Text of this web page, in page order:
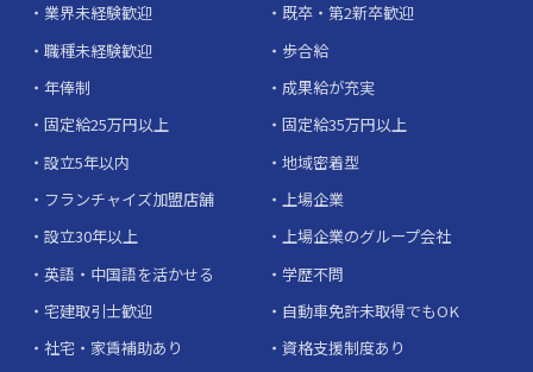
業界未経験歓迎
既卒・第2新卒歓迎
職種未経験歓迎
歩合給
年俸制
成果給が充実
固定給25万円以上
固定給35万円以上
設立5年以内
地域密着型
フランチャイズ加盟店舗
上場企業
設立30年以上
上場企業のグループ会社
英語・中国語を活かせる
学歴不問
宅建取引士歓迎
自動車免許未取得でもOK
社宅・家賃補助あり
資格支援制度あり